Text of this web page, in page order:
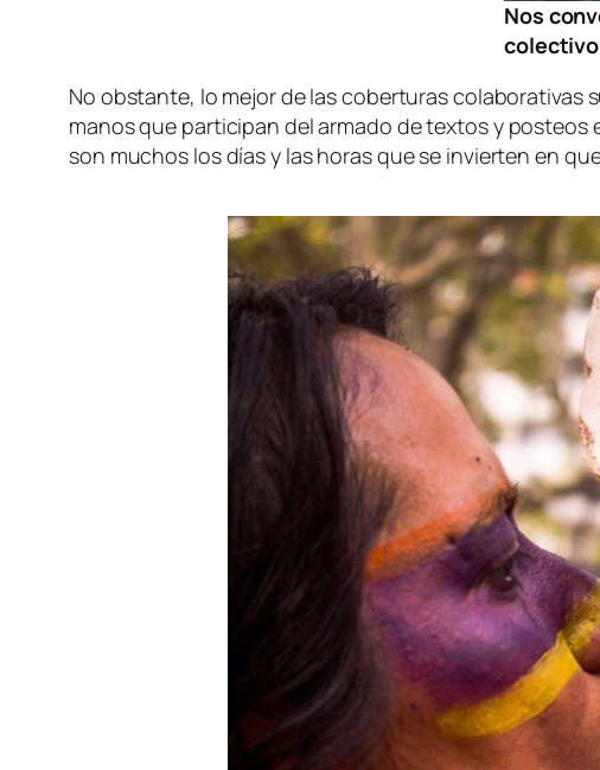
Nos
No obstante, lo mejor de las coberturas colaborativas
manos que participan del armado de textos y posteos
son muchos los días y las horas que se invierten en